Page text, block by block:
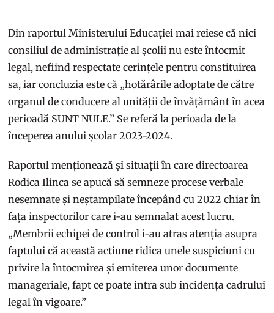
Din raportul Ministerului Educației mai reiese că nici
consiliul de administrație al școlii nu este întocmit
legal, nefiind respectate cerințele pentru constituirea
sa, iar concluzia este că „hotărârile adoptate de către
organul de conducere al unității de învățământ în acea
perioadă SUNT NULE.” Se referă la perioada de la
începerea anului școlar 2023-2024.
Raportul menționează și situații în care directoarea
Rodica Ilinca se apucă să semneze procese verbale
nesemnate și neștampilate începând cu 2022 chiar în
fața inspectorilor care i-au semnalat acest lucru.
„Membrii echipei de control i-au atras atenția asupra
faptului că această actiune ridica unele suspiciuni cu
privire la întocmirea și emiterea unor documente
manageriale, fapt ce poate intra sub incidența cadrului
legal în vigoare.”